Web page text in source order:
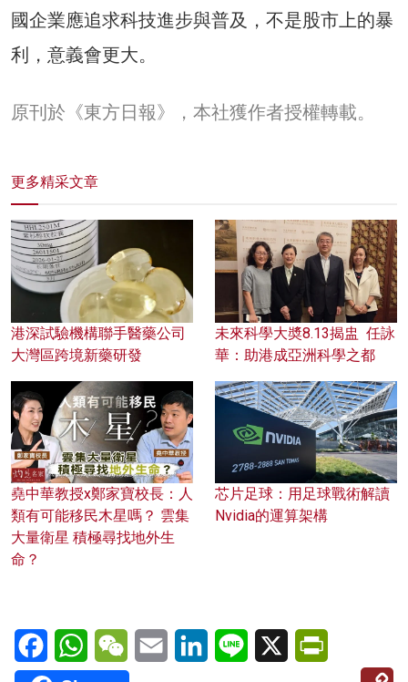
國企業應追求科技進步與普及，不是股市上的暴
利，意義會更大。
原刊於《東方日報》，本社獲作者授權轉載。
更多精采文章
港深試驗機構聯手醫藥公司
大灣區跨境新藥研發
未來科學大奬8.13揭盅 任詠
華：助港成亞洲科學之都
堯中華教授x鄭家寶校長：人
類有可能移民木星嗎？ 雲集
大量衛星 積極尋找地外生
命？
芯片足球：用足球戰術解讀
Nvidia的運算架構
FacebookWhatsAppWeChatEmail LinkedInLine X